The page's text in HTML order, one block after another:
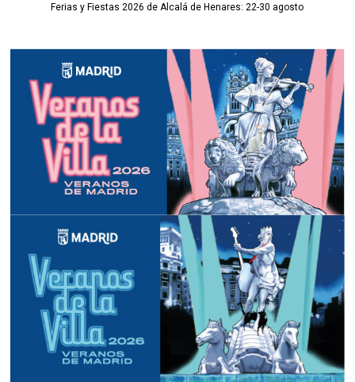
Ferias y Fiestas 2026 de Alcalá de Henares: 22-30 agosto